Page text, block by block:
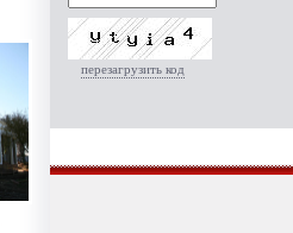
перезагрузить код